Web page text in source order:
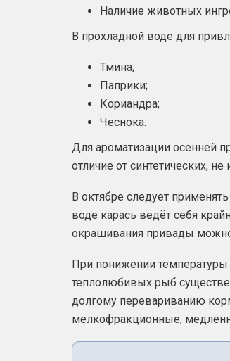
Наличие животных
В прохладной воде для
Тмина;
Паприки;
Кориандра;
Чеснока.
Для ароматизации осенней
отличие от синтетических,
В октябре следует
воде карась ведёт себя
окрашивания привады
При понижении
теплолюбивых рыб
долгому перевариванию
мелкофракционные,